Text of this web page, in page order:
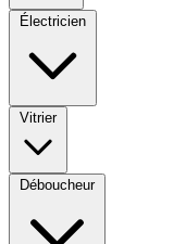
Électricien
Vitrier
Déboucheur